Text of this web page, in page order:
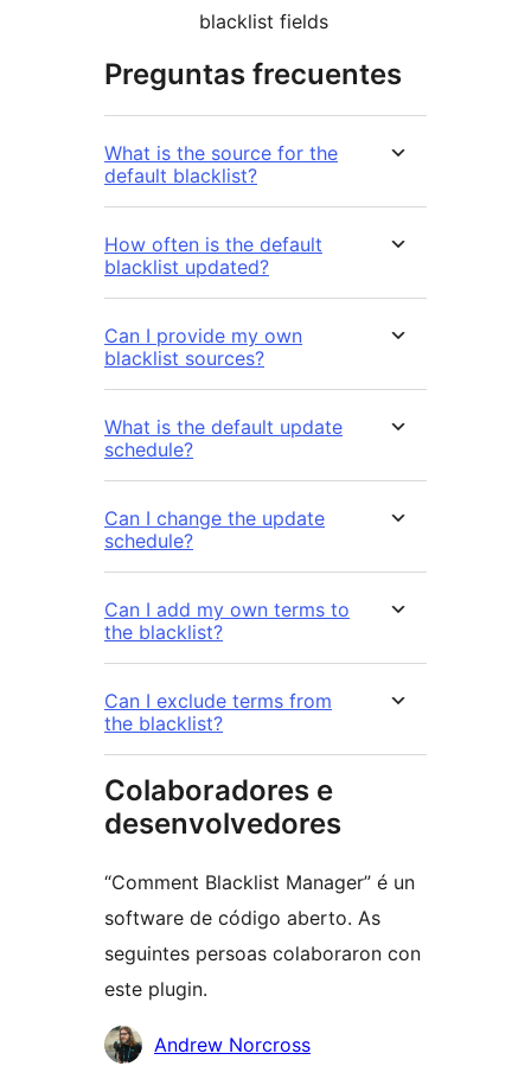
blacklist fields
Preguntas frecuentes
What is the source for the
default blacklist?
How often is the default
blacklist updated?
Can I provide my own
blacklist sources?
What is the default update
schedule?
Can I change the update
schedule?
Can I add my own terms to
the blacklist?
Can I exclude terms from
the blacklist?
Colaboradores e
desenvolvedores
“Comment Blacklist Manager” é un
software de código aberto. As
seguintes persoas colaboraron con
este plugin.
Colaboradores
Andrew Norcross